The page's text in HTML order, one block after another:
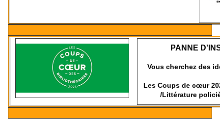
PANNE
Vous cherchez des
Les Coups de cœur
/Littérature